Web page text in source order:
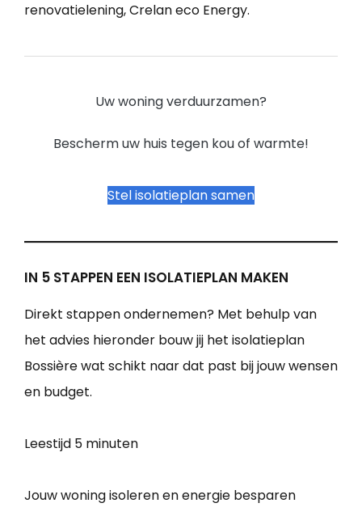
renovatielening, Crelan eco Energy.
Uw woning verduurzamen?
Bescherm uw huis tegen kou of warmte!
Stel isolatieplan samen
IN 5 STAPPEN EEN ISOLATIEPLAN MAKEN
Direkt stappen ondernemen? Met behulp van
het advies hieronder bouw jij het isolatieplan
Bossière wat schikt naar dat past bij jouw wensen
en budget.
Leestijd 5 minuten
Jouw woning isoleren en energie besparen